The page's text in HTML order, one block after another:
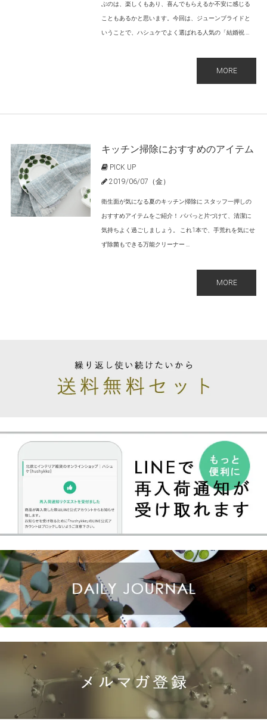
ぶのは、楽しくもあり、喜んでもらえるか不安に感じる
こともあるかと思います。今回は、ジューンブライドと
いうことで、ハシュケでよく選ばれる人気の「結婚祝 ...
MORE
キッチン掃除におすすめのアイテム
PICK UP
2019/06/07（金）
衛生面が気になる夏のキッチン掃除に スタッフ一押しの
おすすめアイテムをご紹介！ パパっと片づけて、清潔に
気持ちよく過ごしましょう。 これ1本で、手荒れを気にせ
ず除菌もできる万能クリーナー ...
MORE